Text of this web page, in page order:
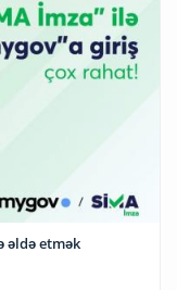
əldə etmək